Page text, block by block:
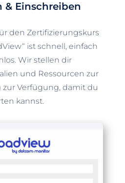
& Einschreiben
den Zertifizierungskurs
ist schnell, einfach
Wir stellen dir
und Ressourcen zur
Verfügung, damit du
kannst.